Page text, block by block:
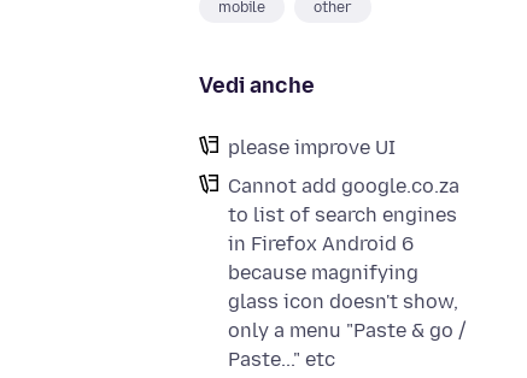
mobile other
Vedi anche
please improve UI
Cannot add google.co.za
to list of search engines
in Firefox Android 6
because magnifying
glass icon doesn't show,
only a menu "Paste & go /
Paste..." etc